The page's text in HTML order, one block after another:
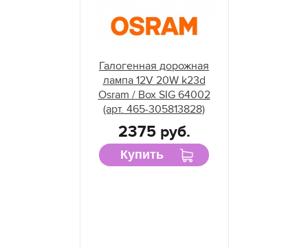
Галогенная дорожная
лампа 12V 20W k23d
Osram / Box SIG 64002
(арт. 465-305813828)
2375 руб.
Купить